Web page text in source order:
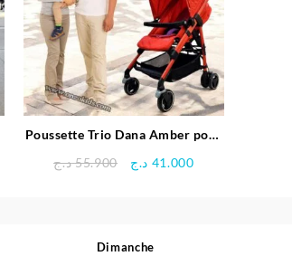
Poussette Trio Dana Amber pour
55.900 د.ج
Le
41.000 د.ج
Le
Dimanche